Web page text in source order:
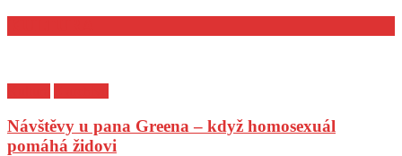
Návštěvy u pana Greena – když homosexuál
pomáhá židovi